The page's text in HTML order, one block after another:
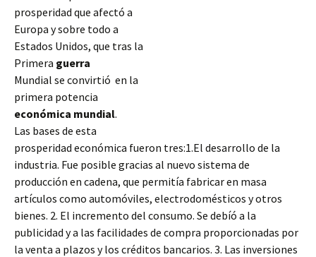
prosperidad que afectó a
Europa y sobre todo a
Estados Unidos, que tras la
Primera guerra
Mundial se convirtió en la
primera potencia
económica mundial.
Las bases de esta
prosperidad económica fueron tres:1.El desarrollo de la
industria. Fue posible gracias al nuevo sistema de
producción en cadena, que permitía fabricar en masa
artículos como automóviles, electrodomésticos y otros
bienes. 2. El incremento del consumo. Se debíó a la
publicidad y a las facilidades de compra proporcionadas por
la venta a plazos y los créditos bancarios. 3. Las inversiones